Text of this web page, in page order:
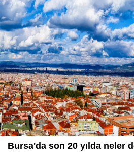
Bursa'da son 20 yılda neler